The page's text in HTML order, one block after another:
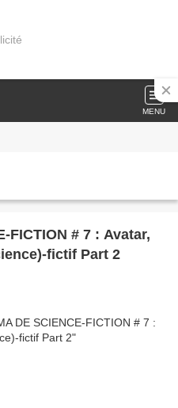
MENU
FICTION # 7 : Avatar,
fictif Part 2